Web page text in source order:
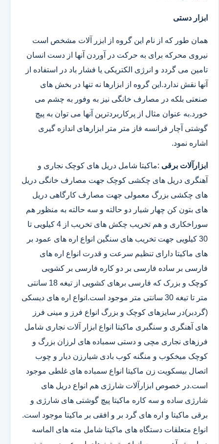
ابزار دستی
همان طور که از نام این گروه از ابزر آلات مشخص است
نیروی محرکه برای به حرکت در آوردن آنها از دست انسان
تامین می گردد و انرژی الکتریکی یا فشار باد در استفاده از
آنها نقش ندارد.این گروه از ابزارها نه تنها در بخش های
صنعتی بلکه در مصارف خانگی نیز به وفور به چشم می
خورد.به عنوان مثال از پرکاربردترین آنها می توان به پیچ
گوشتی آچار فرانسه فاز متر متر ابزارهای اندازه گیری
اشاره نمود.
ابزارآلات برقی :ماکیتا شامل دریل های کوچک نجاری و
آهنگری دریل های چکشی کوچک جهت مصارف خانگی دریل
های چکشی بزرگ معمولی جهت مصارف کارگاهی دریل
های بتون کن چهار شیار دو حالته و سه حالته به منظور هم
سوراخکاری و هم تخریب چکش های تخریب از 4 کیلویی تا
30 کیلویی جهت تخریب های سنگین انواع اره های عمود بر
های ماکیتا دارای تنظیم سرعت و قدرت انواع اره های
فارسی بر ساده فارسی بر دو کاره فارسی بر کشویی
کوچک و بزرک که فارسی برهای کشویی از تیغه 18 سانتی
متر تا تیغه 30 سانتی متر موجود است.انواع اره های دیسکی
(گردبر)در سایزهای کوچک و بزرگ انواع فرز و مینی فرز
های آهنگری و سنگبری ماکیتا انواع ابزار آلات نجاری شامل
فرزهای نجاری مچی و دستی سمباده های لرزان بزرگ و
کوچک میخکوب و منگنه کوب بادی شیارزن دیار و چوب
اتصال بیسکویت زن ماکیتا انواع سمباده های غلطی موجود
است.در خصوص ابزارآلات شارژی هم انواع دریل های
شارژی ساده و سه کاره ماکیتا پیچ گوشتی های شارژی و
برقی ماکیتا و اره های گرد بر و افقی بر ماکیتا موجود است.
انواع متعلقات دستگاه های ماکیتا شامل مته های الماسه